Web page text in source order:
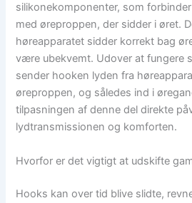
silikonekomponenter, som
med øreproppen, der sidder i øret.
høreapparatet sidder korrekt bag
være ubekvemt. Udover at fungere
sender hooken lyden fra
øreproppen, og således ind i
tilpasningen af denne del direkte
lydtransmissionen og komforten.
Hvorfor er det vigtigt at udskifte
Hooks kan over tid blive slidte,